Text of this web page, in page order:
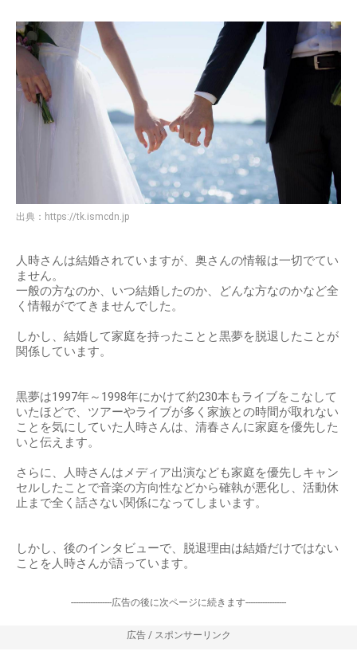
出典： https://tk.ismcdn.jp
人時さんは結婚されていますが、奥さんの情報は一切でてい
ません。
一般の方なのか、いつ結婚したのか、どんな方なのかなど全
く情報がでてきませんでした。
しかし、結婚して家庭を持ったことと黒夢を脱退したことが
関係しています。
黒夢は1997年～1998年にかけて約230本もライブをこなして
いたほどで、ツアーやライブが多く家族との時間が取れない
ことを気にしていた人時さんは、清春さんに家庭を優先した
いと伝えます。
さらに、人時さんはメディア出演なども家庭を優先しキャン
セルしたことで音楽の方向性などから確執が悪化し、活動休
止まで全く話さない関係になってしまいます。
しかし、後のインタビューで、脱退理由は結婚だけではない
ことを人時さんが語っています。
-----------------広告の後に次ページに続きます-----------------
広告 / スポンサーリンク